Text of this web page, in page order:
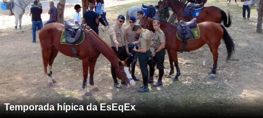
Temporada hípica da EsEqEx